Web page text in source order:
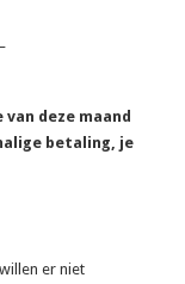
deze maand
betaling, je
er niet